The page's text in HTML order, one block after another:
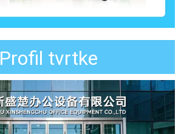
Profil tvrtke